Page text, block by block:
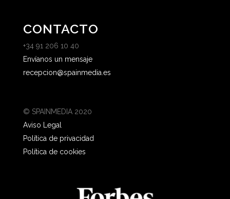
CONTACTO
+34 91 206 10 40
Envíanos un mensaje
recepcion@spainmedia.es
© SPAINMEDIA 2020
Aviso Legal
Política de privacidad
Política de cookies